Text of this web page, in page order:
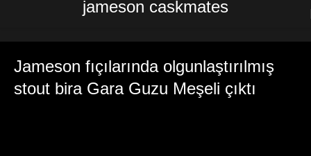
jameson caskmates
Jameson fıçılarında olgunlaştırılmış
stout bira Gara Guzu Meşeli çıktı